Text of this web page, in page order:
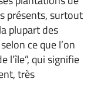
présents, surtout
plupart des
ce que l’on
l’île”, qui signifie
très